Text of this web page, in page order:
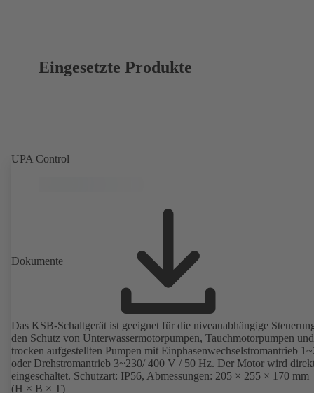
Eingesetzte Produkte
UPA Control
Dokumente
Das KSB-Schaltgerät ist geeignet für die niveauabhängige
den Schutz von Unterwassermotorpumpen, Tauchmotorpumpen und
trocken aufgestellten Pumpen mit Einphasenwechselstromantrieb
oder Drehstromantrieb 3~230/ 400 V / 50 Hz. Der Motor wird
eingeschaltet. Schutzart: IP56, Abmessungen: 205 × 255 × 170 mm
(H × B × T)